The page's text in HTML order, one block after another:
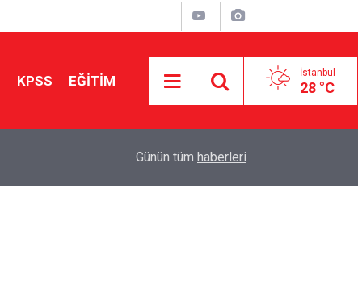
KPSS EĞİTİM İstanbul
28 °C
Yönlendiriyor?
Günün tüm haberleri